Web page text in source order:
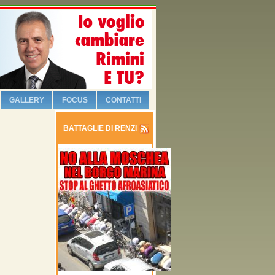
GALLERY FOCUS CONTATTI
BATTAGLIE DI RENZI